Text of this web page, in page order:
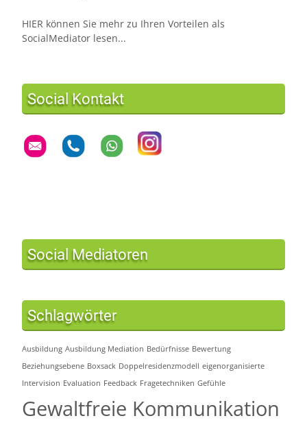
HIER können Sie mehr zu Ihren Vorteilen als
SocialMediator lesen...
Social Kontakt
Social Mediatoren
Schlagwörter
Ausbildung Ausbildung Mediation Bedürfnisse Bewertung
Beziehungsebene Boxsack Doppelresidenzmodell eigenorganisierte
Intervision Evaluation Feedback Fragetechniken Gefühle
Gewaltfreie Kommunikation